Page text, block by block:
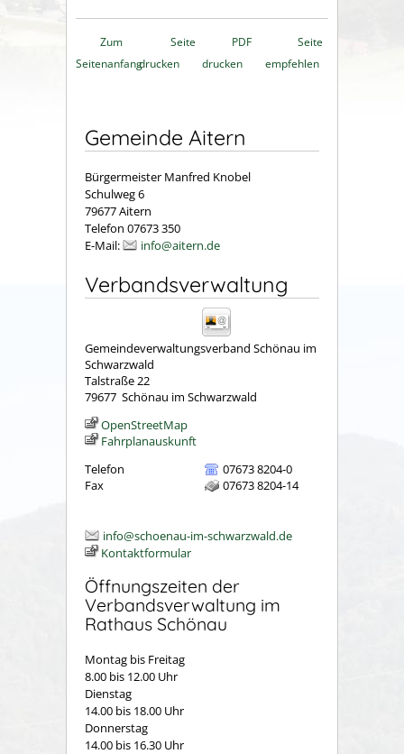
Zum
Seitenanfang
Seite
drucken
PDF
drucken
Seite
empfehlen
Gemeinde Aitern
Bürgermeister Manfred Knobel
Schulweg 6
79677 Aitern
Telefon 07673 350
E-Mail:
info@aitern.de
Verbandsverwaltung
Gemeindeverwaltungsverband Schönau im
Schwarzwald
Talstraße 22
79677 Schönau im Schwarzwald
OpenStreetMap
Fahrplanauskunft
Telefon
07673 8204-0
Fax
07673 8204-14
info@schoenau-im-schwarzwald.de
Kontaktformular
Öffnungszeiten der
Verbandsverwaltung im
Rathaus Schönau
Montag bis Freitag
8.00 bis 12.00 Uhr
Dienstag
14.00 bis 18.00 Uhr
Donnerstag
14.00 bis 16.30 Uhr